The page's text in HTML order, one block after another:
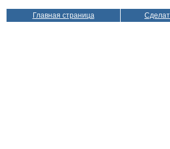
Главная страница